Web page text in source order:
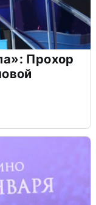
Прохор